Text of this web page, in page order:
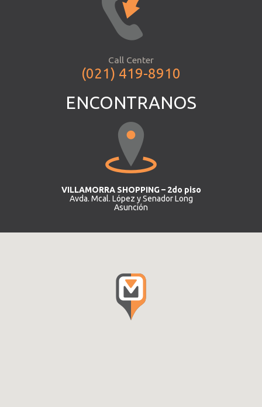
Call Center
(021) 419-8910
ENCONTRANOS
VILLAMORRA SHOPPING – 2do piso
Avda. Mcal. López y Senador Long
Asunción